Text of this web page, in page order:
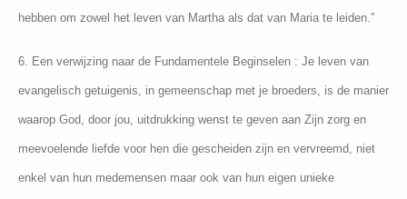
hebben om zowel het leven van Martha als dat van Maria te leiden.”
6. Een verwijzing naar de Fundamentele Beginselen : Je leven van
evangelisch getuigenis, in gemeenschap met je broeders, is de manier
waarop God, door jou, uitdrukking wenst te geven aan Zijn zorg en
meevoelende liefde voor hen die gescheiden zijn en vervreemd, niet
enkel van hun medemensen maar ook van hun eigen unieke